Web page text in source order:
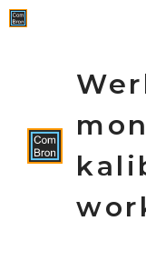
Spring
naar